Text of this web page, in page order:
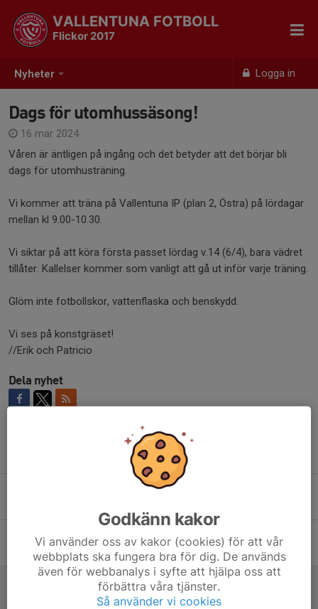
Nyheter Logga in
VALLENTUNA FOTBOLL
Flickor 2017
Dags för utomhussäsong!
16 mar 2024
Våren är äntligen på ingång och det betyder att det börjar bli
dags för utomhusträning.
Vi kommer att träna på Vallentuna IP (plan 2, Östra) på lördagar
mellan kl 9.00-10.30.
Vi siktar på att köra första passet lördag v.14 (6/4), bara vädret
tillåter. Kallelser kommer som vanligt att gå ut inför varje träning.
Glöm inte fotbollskor, vattenflaska och benskydd.
Vi ses på konstgräset!
//Erik och Patricio
Dela nyhet
Säsongen 2025 - Välkomna till lag F2017
Fotbollscup i Hässelby, lördag 5 oktober för F2017
25 sep 2024
Dags för utomhussäsong!
16 mar 2024
Godkänn kakor
Vi använder oss av kakor (cookies) för att vår
webbplats ska fungera bra för dig. De används
även för webbanalys i syfte att hjälpa oss att
förbättra våra tjänster.
Så använder vi cookies